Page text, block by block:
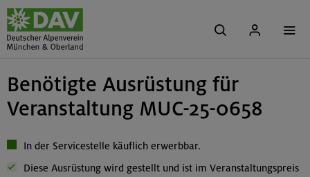
Benötigte Ausrüstung für
Veranstaltung MUC-25-0658
In der Servicestelle käuflich erwerbbar.
Diese Ausrüstung wird gestellt und ist im Veranstaltungspreis